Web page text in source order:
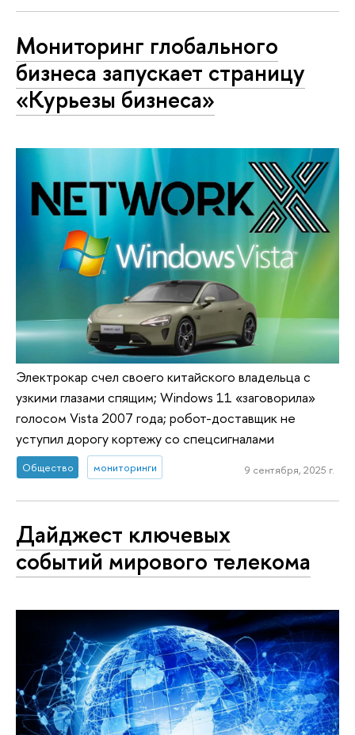
Мониторинг глобального
бизнеса запускает страницу
«Курьезы бизнеса»
Электрокар счел своего китайского владельца с
узкими глазами спящим; Windows 11 «заговорила»
голосом Vista 2007 года; робот-доставщик не
уступил дорогу кортежу со спецсигналами
Общество мониторинги 9 сентября, 2025 г.
Дайджест ключевых
событий мирового телекома